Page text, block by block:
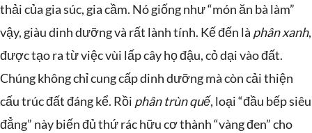
thải của gia súc, gia cầm. Nó giống như “món ăn bà làm”
vậy, giàu dinh dưỡng và rất lành tính. Kế đến là phân xanh,
được tạo ra từ việc vùi lấp cây họ đậu, cỏ dại vào đất.
Chúng không chỉ cung cấp dinh dưỡng mà còn cải thiện
cấu trúc đất đáng kể. Rồi phân trùn quế, loại “đầu bếp siêu
đẳng” này biến đủ thứ rác hữu cơ thành “vàng đen” cho